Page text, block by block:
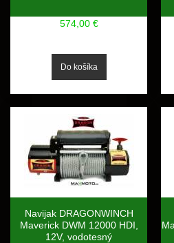
574,00 €
Navijak DRAGONWINCH
Maverick DWM 12000 HDI,
12V, vodotesný